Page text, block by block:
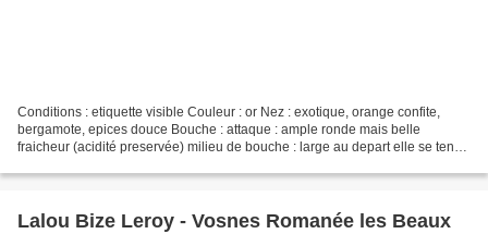
Conditions : etiquette visible Couleur : or Nez : exotique, orange confite,
bergamote, epices douce Bouche : attaque : ample ronde mais belle
fraicheur (acidité preservée) milieu de bouche : large au depart elle se tend
Lalou Bize Leroy - Vosnes Romanée les Beaux